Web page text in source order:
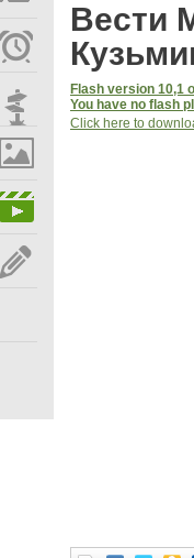
Вести
Flash version 10,1
You have no flash
Click here to